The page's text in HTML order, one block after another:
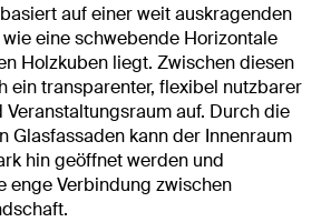
auf einer weit auskragenden
eine schwebende Horizontale
Holzkuben liegt. Zwischen diesen
ein transparenter, flexibel nutzbarer
auf. Durch die
Glasfassaden kann der Innenraum
hin geöffnet werden und
enge Verbindung zwischen